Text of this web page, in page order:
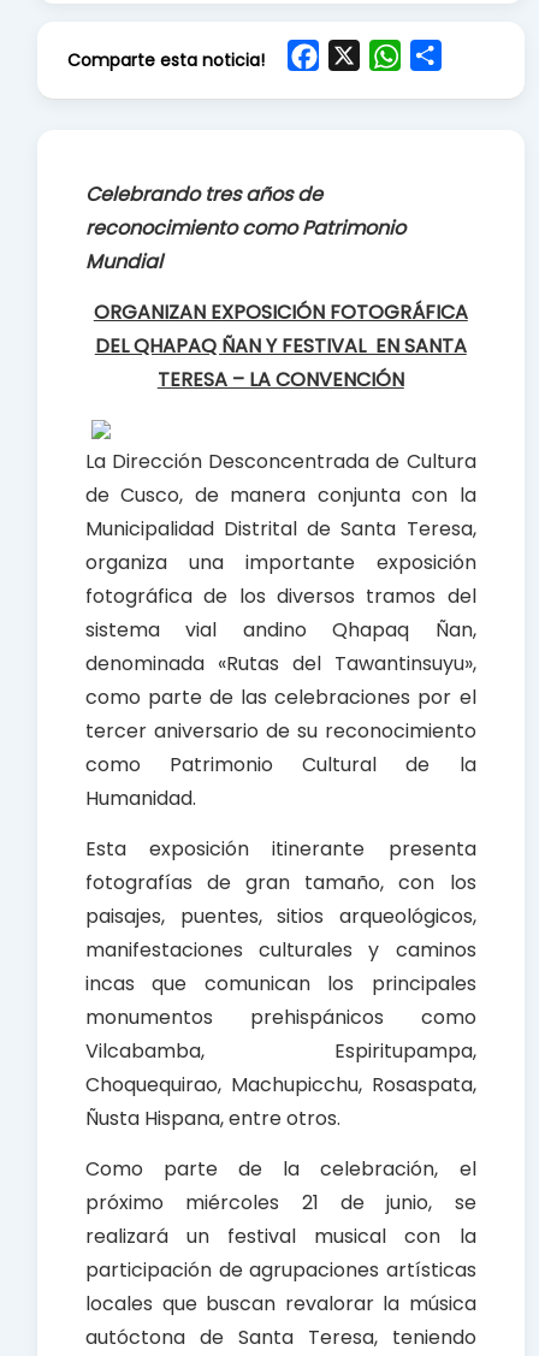
Comparte esta noticia!
o
W
p
Celebrando tres años de
reconocimiento como Patrimonio
Mundial
ORGANIZAN EXPOSICIÓN FOTOGRÁFICA
DEL QHAPAQ ÑAN Y FESTIVAL EN SANTA
TERESA – LA CONVENCIÓN
La Dirección Desconcentrada de Cultura
de Cusco, de manera conjunta con la
Municipalidad Distrital de Santa Teresa,
organiza una importante exposición
fotográfica de los diversos tramos del
sistema vial andino Qhapaq Ñan,
denominada «Rutas del Tawantinsuyu»,
como parte de las celebraciones por el
tercer aniversario de su reconocimiento
como Patrimonio Cultural de la
Humanidad.
Esta exposición itinerante presenta
fotografías de gran tamaño, con los
paisajes, puentes, sitios arqueológicos,
manifestaciones culturales y caminos
incas que comunican los principales
monumentos prehispánicos como
Vilcabamba, Espiritupampa,
Choquequirao, Machupicchu, Rosaspata,
Ñusta Hispana, entre otros.
Como parte de la celebración, el
próximo miércoles 21 de junio, se
realizará un festival musical con la
participación de agrupaciones artísticas
locales que buscan revalorar la música
autóctona de Santa Teresa, teniendo